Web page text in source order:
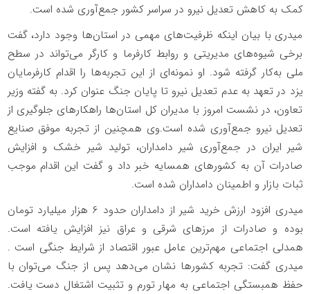
کمک به کاهش تعدیل نیرو در سراسر کشور جمع‌آوری شده است.
میدری با بیان اینکه ظرفیت‌های مهمی در استان‌ها وجود دارد، گفت
برخی شیوه‌های مدیریتی و روابط کارفرما و کارگر می‌تواند در سطح
ملی به‌کار گرفته شود. او نمونه‌ای از این تجربه‌ها را اقدام کارفرمایان
یزد در تعهد به عدم تعدیل نیرو تا پایان جنگ عنوان کرد. به گفته وزیر
تعاون، در نشست امروز با مدیران کل استان‌ها راهکارهای جلوگیری از
تعدیل نیرو جمع‌آوری شده است.وی همچنین از تجربه موفق صنایع
شیر ایران در جمع‌آوری شیر دامداران، تولید شیر خشک و افزایش
صادرات آن به کشورهای همسایه خبر داد و گفت این اقدام موجب
ثبات بازار و اطمینان دامداران شده است.
میدری افزود ارزش خرید شیر از دامداران حدود ۶ هزار میلیارد تومان
بوده و صادرات از مرزهای شرقی و عراق نیز افزایش یافته است.
همدلی اجتماعی مهم‌ترین عامل عبور اقتصاد از شرایط جنگی است .
میدری گفت: تجربه کشورها نشان می‌دهد پس از جنگ می‌توان با
حفظ همبستگی اجتماعی به مهار تورم و تثبیت اشتغال دست یافت.